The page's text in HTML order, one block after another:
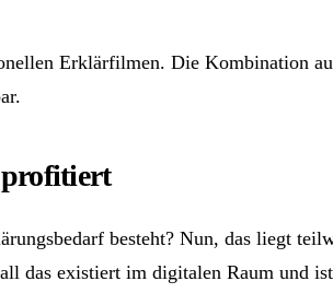
Erklärfilmen. Die Kombination
profitiert
besteht? Nun, das liegt
das existiert im digitalen Raum und